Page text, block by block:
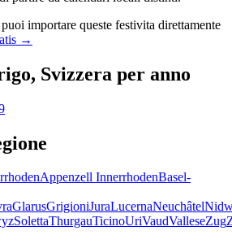
importare queste festivita direttamente
→
Svizzera per anno
Appenzell InnerrhodenBasel-
GlarusGrigioniJuraLucernaNeuchâtel
SolettaThurgauTicinoUriVaudValleseZug